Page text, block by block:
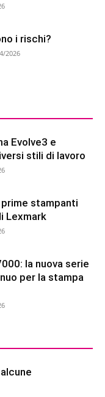
i rischi?
2026
Evolve3 e
stili di lavoro
stampanti
Lexmark
la nuova serie
per la stampa